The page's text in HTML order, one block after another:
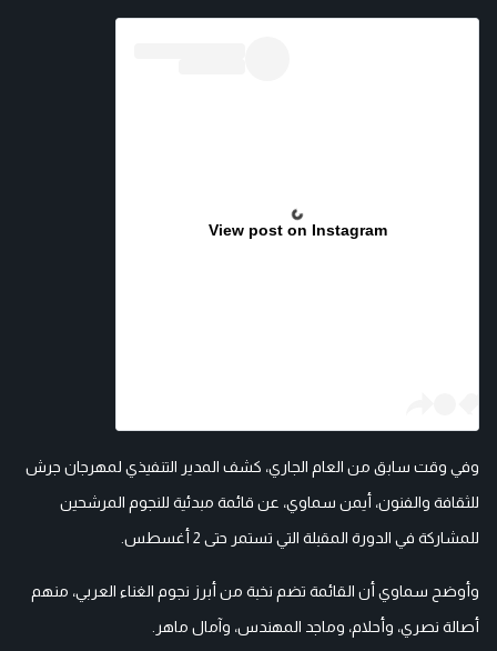
View post on Instagram
وفي وقت سابق من العام الجاري، كشف المدير التنفيذي لمهرجان جرش
للثقافة والفنون، أيمن سماوي، عن قائمة مبدئية للنجوم المرشحين
للمشاركة في الدورة المقبلة التي تستمر حتى 2 أغسطس.
وأوضح سماوي أن القائمة تضم نخبة من أبرز نجوم الغناء العربي، منهم
أصالة نصري، وأحلام، وماجد المهندس، وآمال ماهر.